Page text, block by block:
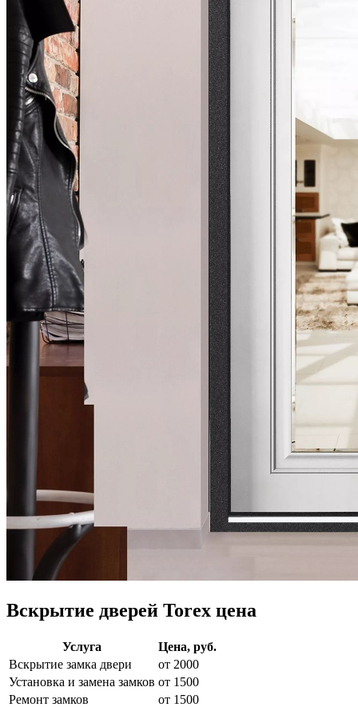
Вскрытие дверей Torex цена
Услуга
Цена, руб.
Вскрытие замка двери
от 2000
Установка и замена замков от 1500
Ремонт замков
от 1500